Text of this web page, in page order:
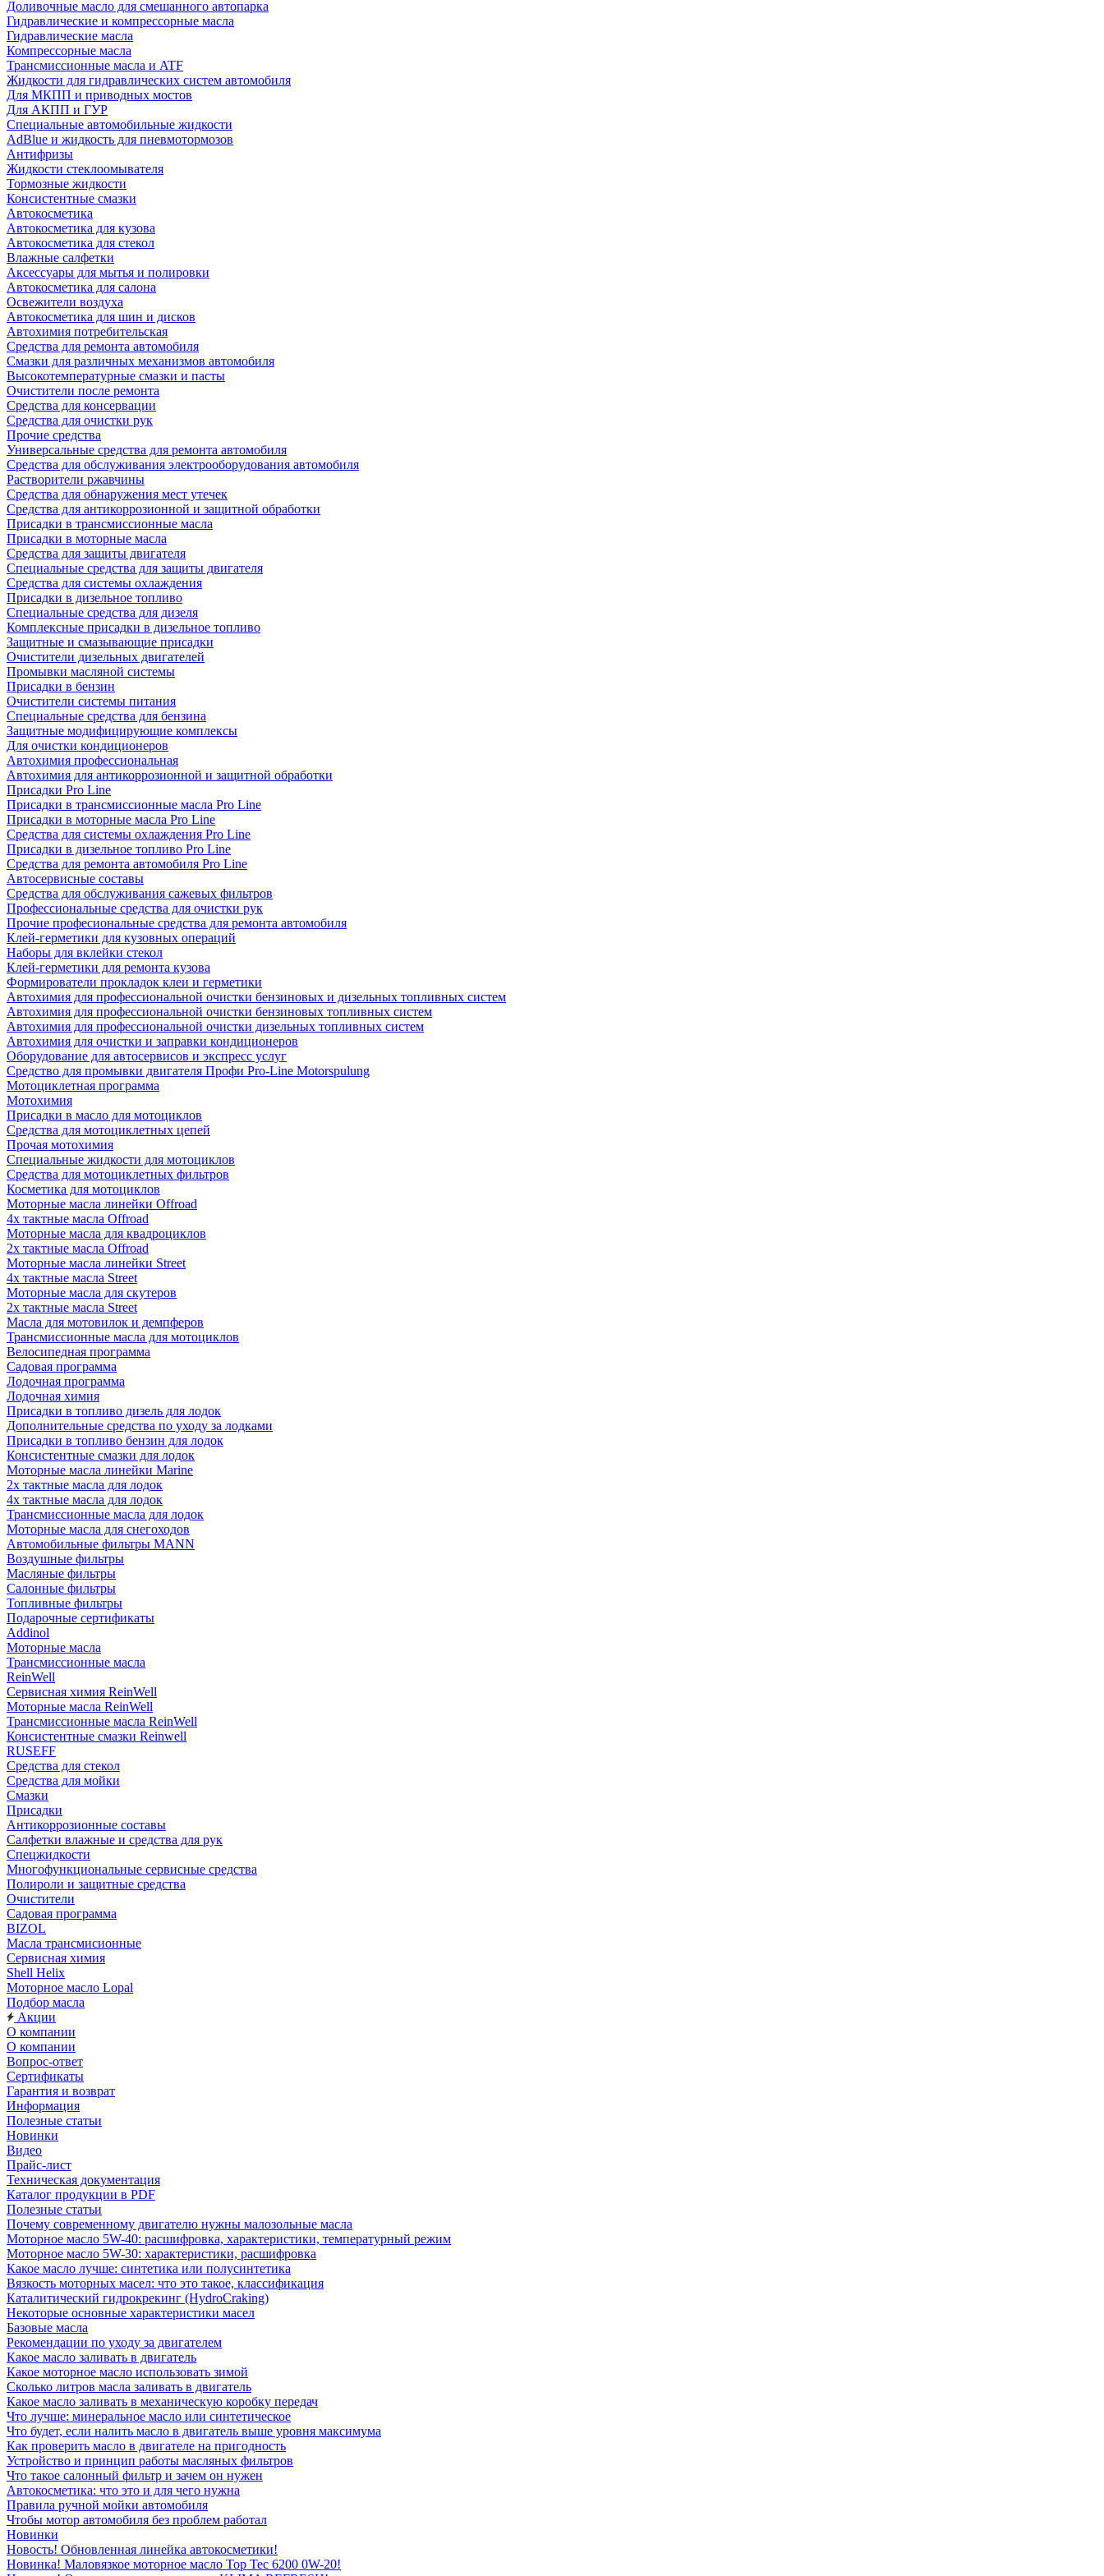
Доливочные масло для смешанного автопарка
Гидравлические и компрессорные масла
Гидравлические масла
Компрессорные масла
Трансмиссионные масла и ATF
Жидкости для гидравлических систем автомобиля
Для МКПП и приводных мостов
Для АКПП и ГУР
Специальные автомобильные жидкости
AdBlue и жидкость для пневмотормозов
Антифризы
Жидкости стеклоомывателя
Тормозные жидкости
Консистентные смазки
Автокосметика
Автокосметика для кузова
Автокосметика для стекол
Влажные салфетки
Аксессуары для мытья и полировки
Автокосметика для салона
Освежители воздуха
Автокосметика для шин и дисков
Автохимия потребительская
Средства для ремонта автомобиля
Смазки для различных механизмов автомобиля
Высокотемпературные смазки и пасты
Очистители после ремонта
Средства для консервации
Средства для очистки рук
Прочие средства
Универсальные средства для ремонта автомобиля
Средства для обслуживания электрооборудования автомобиля
Растворители ржавчины
Средства для обнаружения мест утечек
Средства для антикоррозионной и защитной обработки
Присадки в трансмиссионные масла
Присадки в моторные масла
Средства для защиты двигателя
Специальныe средства для защиты двигателя
Средства для системы охлаждения
Присадки в дизельное топливо
Спeциальные средства для дизеля
Комплексные присадки в дизельное топливо
Защитные и смазывающие присадки
Очистители дизельных двигателей
Промывки масляной системы
Присадки в бензин
Очистители системы питания
Специальные срeдства для бензина
Защитные модифицирующие комплексы
Для очистки кондиционеров
Автохимия профессиональная
Автохимия для антикоррозионной и защитной обработки
Присадки Pro Line
Присадки в трансмиссионные масла Pro Line
Присадки в моторные масла Pro Line
Средства для системы охлаждения Pro Line
Присадки в дизельное топливо Pro Line
Средства для ремонта автомобиля Pro Line
Автосервисные составы
Средства для обслуживания сажевых фильтров
Профессиональные средства для очистки рук
Прочие професиональные средства для ремонта автомобиля
Клей-герметики для кузовных операций
Наборы для вклейки стекол
Клей-герметики для ремонта кузова
Формирователи прокладок клеи и герметики
Автохимия для профессиональной очистки бензиновых и дизельных топливных систем
Автохимия для профессиональной очистки бензиновых топливных систем
Автохимия для профессиональной очистки дизельных топливных систем
Автохимия для очистки и заправки кондиционеров
Оборудование для автосервисов и экспресс услуг
Средство для промывки двигателя Профи Pro-Line Motorspulung
Мотоциклетная программа
Мотохимия
Присадки в масло для мотоциклов
Средства для мотоциклетных цепей
Прочая мотохимия
Специальные жидкости для мотоциклов
Средства для мотоциклетных фильтров
Косметика для мотоциклов
Моторные масла линейки Offroad
4х тактные масла Offroad
Моторные масла для квадроциклов
2х тактные масла Offroad
Моторные масла линейки Street
4х тактные масла Street
Моторные масла для скутеров
2х тактные масла Street
Масла для мотовилок и демпферов
Трансмиссионные масла для мотоциклов
Велосипедная программа
Садовая программа
Лодочная программа
Лодочная химия
Присадки в топливо дизель для лодок
Дополнительные средства по уходу за лодками
Присадки в топливо бензин для лодок
Консистентные смазки для лодок
Моторные масла линейки Marine
2х тактные масла для лодок
4х тактные масла для лодок
Трансмиссионные масла для лодок
Моторные масла для снегоходов
Автомобильные фильтры MANN
Воздушные фильтры
Масляные фильтры
Салонные фильтры
Топливные фильтры
Подарочные сертификаты
Addinol
Моторные масла
Трансмиссионные масла
ReinWell
Сервисная химия ReinWell
Моторные масла ReinWell
Трансмиссионные масла ReinWell
Консистентные смазки Reinwell
RUSEFF
Средства для стекол
Средства для мойки
Смазки
Присадки
Антикоррозионные составы
Салфетки влажные и средства для рук
Спецжидкости
Многофункциональные сервисные средства
Полироли и защитные средства
Очистители
Садовая программа
BIZOL
Масла трансмисионные
Сервисная химия
Shell Helix
Моторное масло Lopal
Подбор масла
Акции
О компании
О компании
Вопрос-ответ
Сертификаты
Гарантия и возврат
Информация
Полезные статьи
Новинки
Видео
Прайс-лист
Техническая документация
Каталог продукции в PDF
Полезные статьи
Почему современному двигателю нужны малозольные масла
Моторное масло 5W-40: расшифровка, характеристики, температурный режим
Моторное масло 5W-30: характеристики, расшифровка
Какое масло лучше: синтетика или полусинтетика
Вязкость моторных масел: что это такое, классификация
Каталитический гидрокрекинг (НydroСraking)
Некоторые основные характеристики масел
Базовые масла
Рекомендации по уходу за двигателем
Какое масло заливать в двигатель
Какое моторное масло использовать зимой
Сколько литров масла заливать в двигатель
Какое масло заливать в механическую коробку передач
Что лучше: минеральное масло или синтетическое
Что будет, если налить масло в двигатель выше уровня максимума
Как проверить масло в двигателе на пригодность
Устройство и принцип работы масляных фильтров
Что такое салонный фильтр и зачем он нужен
Автокосметика: что это и для чего нужна
Правила ручной мойки автомобиля
Чтобы мотор автомобиля без проблем работал
Новинки
Новость! Обновленная линейка автокосметики!
Новинка! Маловязкое моторное масло Top Tec 6200 0W-20!